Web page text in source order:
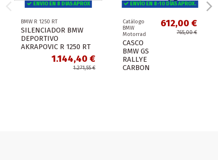
ENVIO EN 8 DIAS APROX
BMW R 1250 RT
SILENCIADOR BMW
DEPORTIVO
AKRAPOVIC R 1250 RT
1.144,40 €
1.271,55 €
ENVÍO EN 8-10 DÍAS APROX.
Catálogo
BMW
Motorrad
CASCO
BMW GS
RALLYE
CARBON
612,00 €
765,00 €